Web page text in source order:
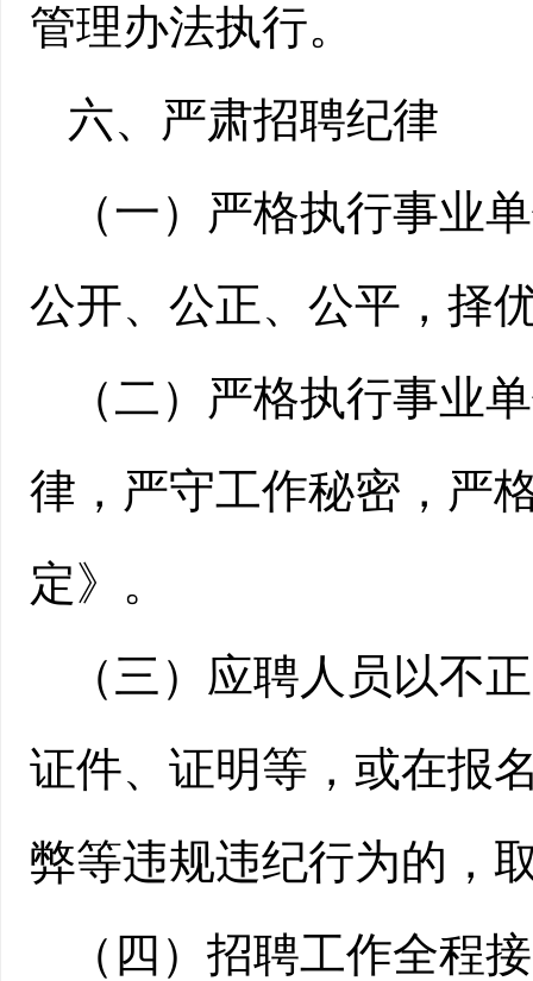
管理办法执行。
六、严肃招聘纪律
（一）严格执行事业
公开、公正、公平，择
（二）严格执行事业
律，严守工作秘密，严
定》。
（三）应聘人员以不
证件、证明等，或在报
弊等违规违纪行为的，
（四）招聘工作全程